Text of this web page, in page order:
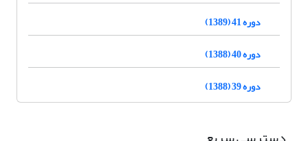
دوره 41 (1389)
دوره 40 (1388)
دوره 39 (1388)